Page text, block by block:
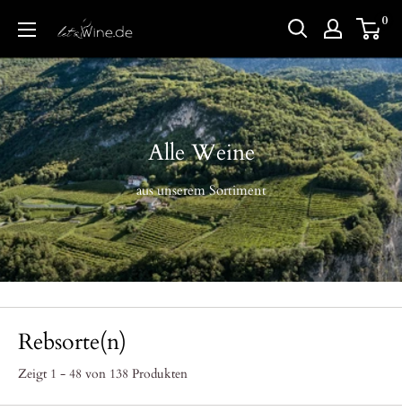
zum
Inhalt
Letswine.de 0
Alle Weine
aus unserem Sortiment
Rebsorte(n)
Zeigt 1 - 48 von 138 Produkten